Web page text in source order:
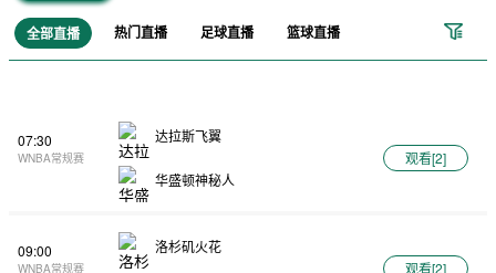
全部直播 热门直播 足球直播 篮球直播
07:30
WNBA常规赛
达拉斯飞翼
华盛顿神秘人
观看[2]
09:00
WNBA常规赛
洛杉矶火花
观看[2]